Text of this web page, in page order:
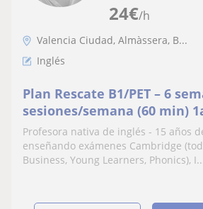
24€/h
Valencia Ciudad, Almàssera, B...
Inglés
Plan Rescate B1/PET – 6
sesiones/semana (60 min)
290 Precio PRESENCIAL: 350
completo)
Profesora nativa de inglés - 15 años
enseñando exámenes Cambridge
Business, Young Learners, Phonics),